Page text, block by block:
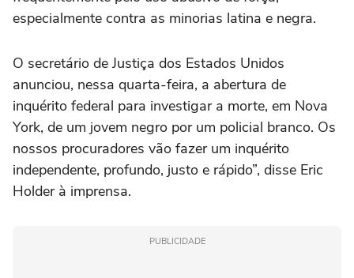
especialmente contra as minorias latina e negra.
O secretário de Justiça dos Estados Unidos
anunciou, nessa quarta-feira, a abertura de
inquérito federal para investigar a morte, em Nova
York, de um jovem negro por um policial branco. Os
nossos procuradores vão fazer um inquérito
independente, profundo, justo e rápido”, disse Eric
Holder à imprensa.
PUBLICIDADE